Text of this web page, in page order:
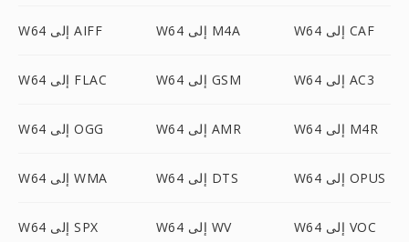
W64 إلى AIFF W64 إلى M4A W64 إلى CAF
W64 إلى FLAC W64 إلى GSM W64 إلى AC3
W64 إلى OGG W64 إلى AMR W64 إلى M4R
W64 إلى WMA W64 إلى DTS W64 إلى OPUS
W64 إلى SPX W64 إلى WV W64 إلى VOC